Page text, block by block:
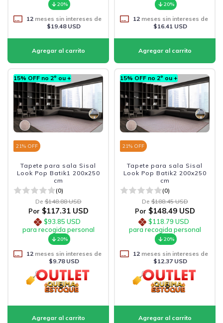
20%
12meses sin intereses de
$19.48 USD
20%
12meses sin intereses de
$16.41 USD
15% OFF no 2º ou +
21% OFF
Tapete para sala Sisal
Look Pop Batik1 200x250
cm
(0)
De $148.88 USD
Por $117.31 USD
$93.85 USD
para recogida personal
20%
12meses sin intereses de
$9.78 USD
15% OFF no 2º ou +
21% OFF
Tapete para sala Sisal
Look Pop Batik2 200x250
cm
(0)
De $188.45 USD
Por $148.49 USD
$118.79 USD
para recogida personal
20%
12meses sin intereses de
$12.37 USD